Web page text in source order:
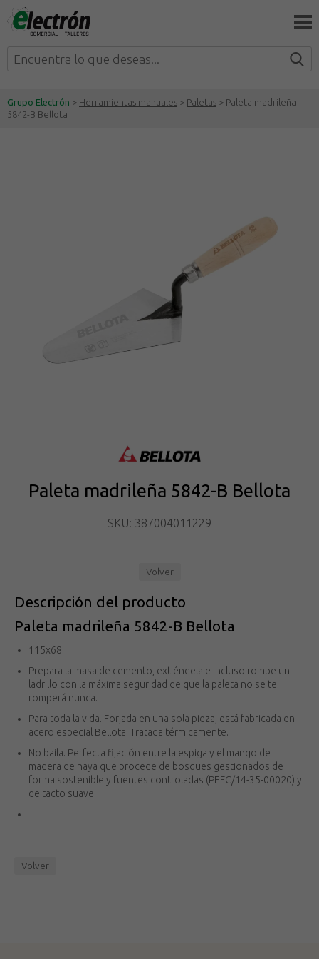
Grupo Electrón > Herramientas manuales > Paletas > Paleta madrileña
5842-B Bellota
Paleta madrileña 5842-B Bellota
SKU: 387004011229
Volver
Descripción del producto
Paleta madrileña 5842-B Bellota
115x68
Prepara la masa de cemento, extiéndela e incluso rompe un
ladrillo con la máxima seguridad de que la paleta no se te
romperá nunca.
Para toda la vida. Forjada en una sola pieza, está fabricada en
acero especial Bellota. Tratada térmicamente.
No baila. Perfecta fijación entre la espiga y el mango de
madera de haya que procede de bosques gestionados de
forma sostenible y fuentes controladas (PEFC/14-35-00020) y
de tacto suave.
Volver